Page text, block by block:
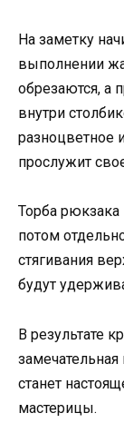
На заметку
выполнении
обрезаются, а
внутри
разноцветное
прослужит
Торба
потом
стягивания
будут
В результате
станет
мастерицы.